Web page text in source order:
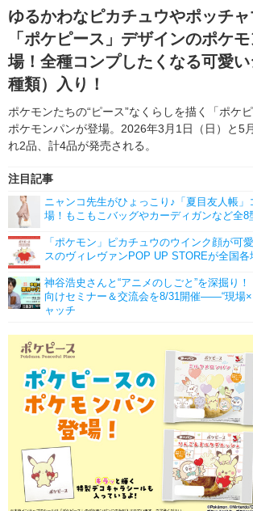
ゲーム
イベント
海外イベント
俳優・タレント ア
ビジネス
アニメ
ゲーム
動画
アニメ
アニメ！アニメ！TV
連載・コラム
ゆるかわなピカチュウやポッチ
「ポケピース」デザインのポケ
場！全種コンプしたくなる可愛
種類）入り！
ポケモンたちの“ピース”なくらしを描く「ポケ
ポケモンパンが登場。2026年3月1日（日）と5
れ2品、計4品が発売される。
注目記事
ニャンコ先生がひょっこり♪「夏目友人帳」
場！もこもこバッグやカーディガンなど全8
「ポケモン」ピカチュウのウインク顔が可
スのヴィレヴァンPOP UP STOREが全国各
神谷浩史さんと“アニメのしごと”を深掘り
向けセミナー＆交流会を8/31開催――“現場×
ャッチ